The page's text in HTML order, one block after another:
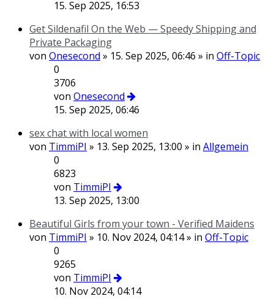
15. Sep 2025, 16:53
Get Sildenafil On the Web — Speedy Shipping and
Private Packaging
von Onesecond » 15. Sep 2025, 06:46 » in Off-Topic
0
3706
von Onesecond
15. Sep 2025, 06:46
sex chat with local women
von TimmiPI » 13. Sep 2025, 13:00 » in Allgemein
0
6823
von TimmiPI
13. Sep 2025, 13:00
Beautiful Girls from your town - Verified Maidens
von TimmiPI » 10. Nov 2024, 04:14 » in Off-Topic
0
9265
von TimmiPI
10. Nov 2024, 04:14